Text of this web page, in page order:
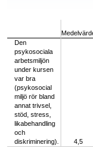
Den
psykosociala
arbetsmiljön
under kursen
var bra
(psykosocial
miljö rör bland
annat trivsel,
stöd, stress,
likabehandling
och
diskriminering).
4,5